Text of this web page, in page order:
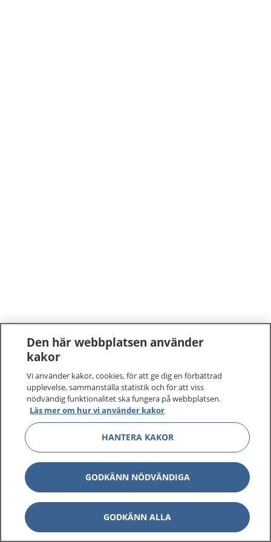
Den här webbplatsen använder
kakor
Vi använder kakor, cookies, för att ge dig en förbättrad
upplevelse, sammanställa statistik och för att viss
nödvändig funktionalitet ska fungera på webbplatsen.
Läs mer om hur vi använder kakor
HANTERA KAKOR
GODKÄNN NÖDVÄNDIGA
GODKÄNN ALLA